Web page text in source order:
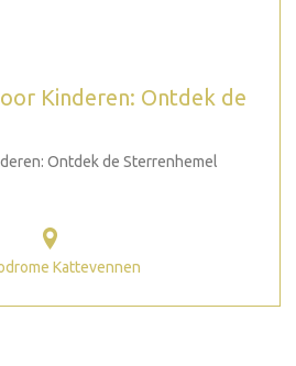
Kinderen: Ontdek de
Ontdek de Sterrenhemel
Kattevennen